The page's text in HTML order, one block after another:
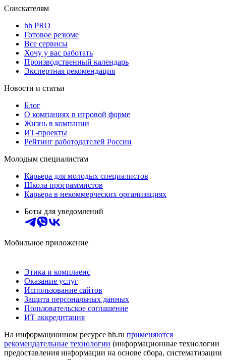
Соискателям
hh PRO
Готовое резюме
Все сервисы
Хочу у вас работать
Производственный календарь
Экспертная рекомендация
Новости и статьи
Блог
О компаниях в игровой форме
Жизнь в компании
ИТ-проекты
Рейтинг работодателей России
Молодым специалистам
Карьера для молодых специалистов
Школа программистов
Карьера в некоммерческих организациях
Боты для уведомлений
Мобильное приложение
Этика и комплаенс
Оказание услуг
Использование сайтов
Защита персональных данных
Пользовательское соглашение
ИТ аккредитация
На информационном ресурсе hh.ru применяются
рекомендательные технологии (информационные технологии
предоставления информации на основе сбора, систематизации